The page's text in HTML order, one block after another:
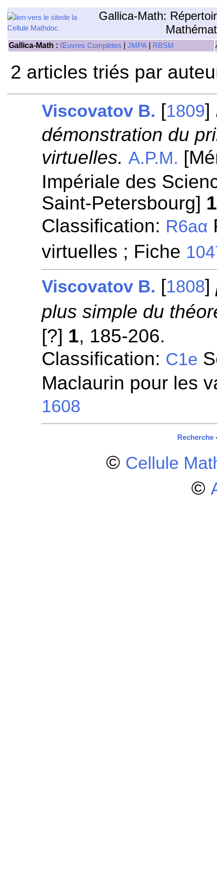
Gallica-Math:
Gallica-Math : Œuvres Complètes JMPA RBSM
2 articles triés par
Viscovatov B. [1809]
démonstration du
virtuelles. A.P.M.
Impériale des
Saint-Petersbourg] 1
Classification: R6aα
virtuelles ; Fiche
Viscovatov B. [1808]
plus simple du
[?] 1, 185-206.
Classification: C1e
Maclaurin pour les
1608
Recherche
© Cellule
©